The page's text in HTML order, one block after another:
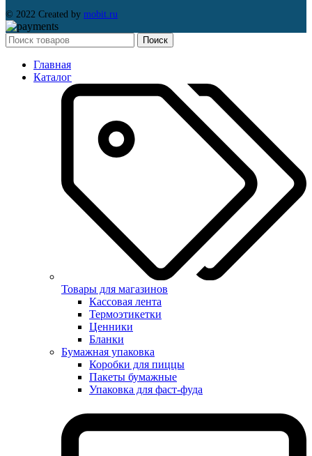
© 2022 Created by mobit.ru
Поиск
Главная
Каталог
Товары для магазинов
Кассовая лента
Термоэтикетки
Ценники
Бланки
Бумажная упаковка
Коробки для пиццы
Пакеты бумажные
Упаковка для фаст-фуда